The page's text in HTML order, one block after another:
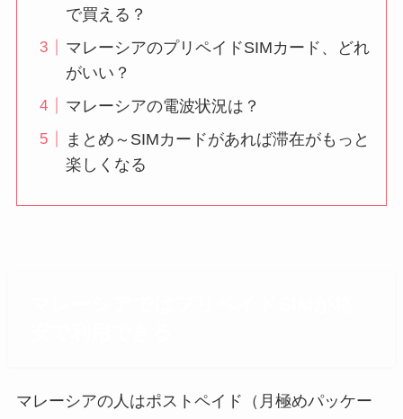
で買える？
マレーシアのプリペイドSIMカード、どれ
がいい？
マレーシアの電波状況は？
まとめ～SIMカードがあれば滞在がもっと
楽しくなる
マレーシアの人はポストペイド（月極めパッケー